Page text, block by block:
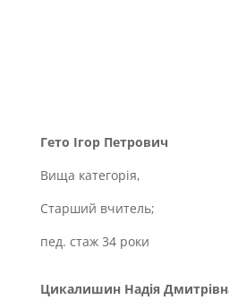
Гето Ігор Петрович
Вища категорія,
Старший вчитель;
пед. стаж 34 роки
Цикалишин Надія